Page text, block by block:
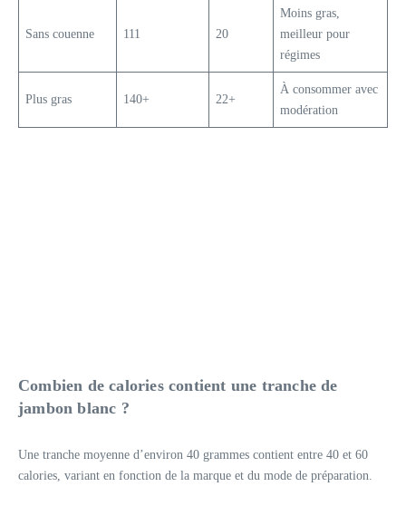
Sans couenne 111 20
Moins gras,
meilleur pour
régimes
Plus gras 140+ 22+
À consommer avec
modération
Combien de calories contient une tranche de
jambon blanc ?
Une tranche moyenne d’environ 40 grammes contient entre 40 et 60
calories, variant en fonction de la marque et du mode de préparation.